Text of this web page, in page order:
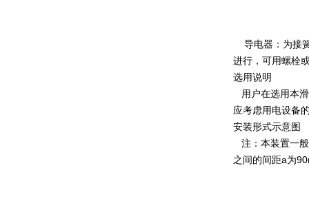
导电器：为接
进行，可用螺栓
选用说明
用户在选用本
应考虑用电设备
安装形式示意图
注：本装置一
之间的间距a为